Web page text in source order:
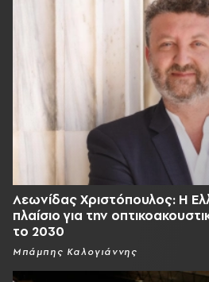
Λεωνίδας Χριστόπουλος: Η
πλαίσιο για την
το 2030
Μπάμπης Καλογιάννης